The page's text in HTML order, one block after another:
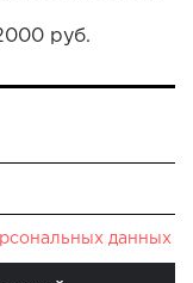
руб.
данных